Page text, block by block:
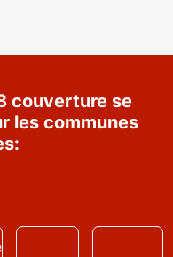
couverture se
les communes